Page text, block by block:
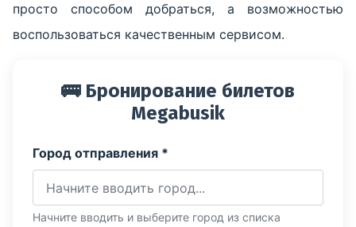
просто способом добраться, а возможностью
воспользоваться качественным сервисом.
🚌 Бронирование билетов
Megabusik
Город отправления *
Начните вводить и выберите город из списка